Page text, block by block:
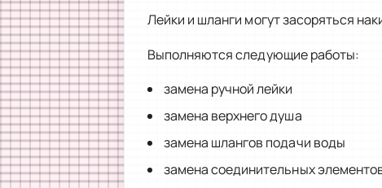
Лейки и шланги могут засоряться
Выполняются следующие работы:
замена ручной лейки
замена верхнего душа
замена шлангов подачи воды
замена соединительных